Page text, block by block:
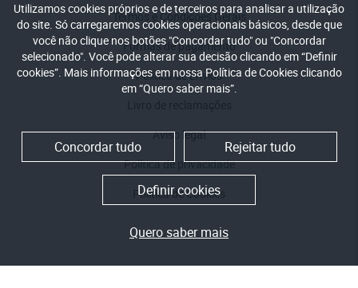
Termos e Condições Gerais
Formas de pagamento
Política de Envios
Aviso legal
Política de privacidade
Política de Cookies
Utilizamos cookies próprios e de terceiros para analisar a utilização
do site. Só carregaremos cookies operacionais básicos, desde que
você não clique nos botões "Concordar tudo" ou "Concordar
selecionado". Você pode alterar sua decisão clicando em “Definir
cookies”. Mais informações em nossa Política de Cookies clicando
em “Quero saber mais”.
Concordar tudo Rejeitar tudo
Definir cookies
Quero saber mais